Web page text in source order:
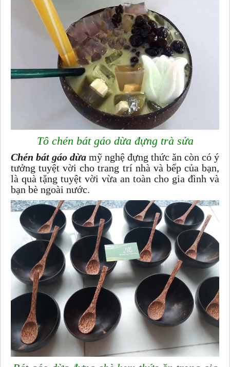
Tô chén bát gáo dừa đựng trà sửa
Chén bát gáo dừa mỹ nghệ đựng thức ăn còn có ý
tưởng tuyệt vời cho trang trí nhà và bếp của bạn,
là quà tặng tuyệt vời vừa an toàn cho gia đình và
bạn bè ngoài nước.